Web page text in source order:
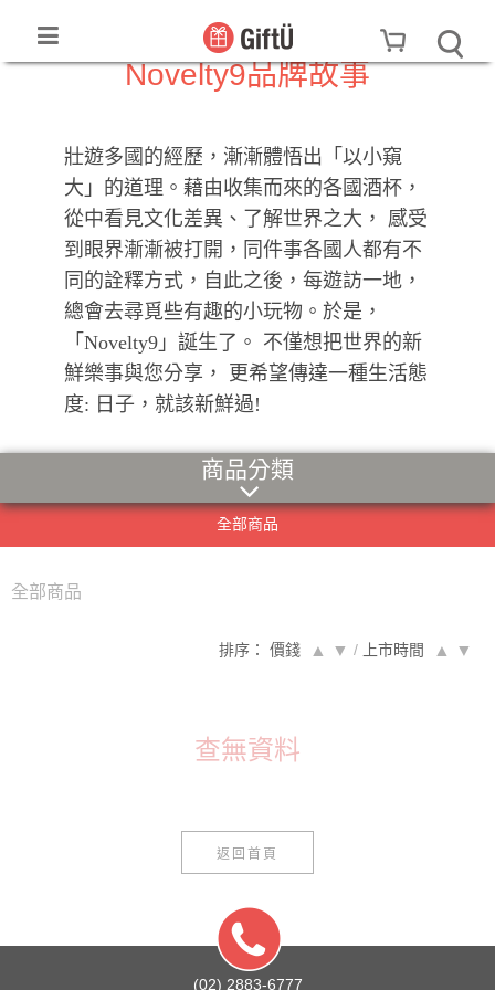
Novelty9品牌故事
壯遊多國的經歷，漸漸體悟出「以小窺
大」的道理。藉由收集而來的各國酒杯，
從中看見文化差異、了解世界之大， 感受
到眼界漸漸被打開，同件事各國人都有不
同的詮釋方式，自此之後，每遊訪一地，
總會去尋覓些有趣的小玩物。於是，
「Novelty9」誕生了。 不僅想把世界的新
鮮樂事與您分享， 更希望傳達一種生活態
度: 日子，就該新鮮過!
商品分類
全部商品
全部商品
排序： 價錢 ▲ ▼ / 上市時間 ▲ ▼
查無資料
返回首頁
(02) 2883-6777